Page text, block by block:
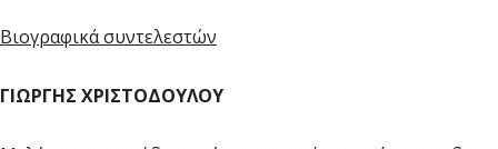
Βιογραφικά συντελεστών
ΓΙΩΡΓΗΣ ΧΡΙΣΤΟΔΟΥΛΟΥ